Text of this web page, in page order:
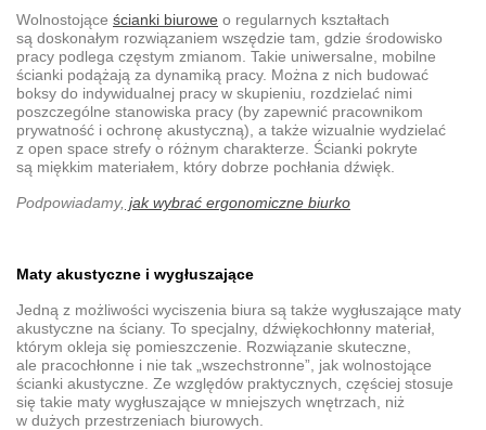
Wolnostojące ścianki biurowe o regularnych kształtach
są doskonałym rozwiązaniem wszędzie tam, gdzie środowisko
pracy podlega częstym zmianom. Takie uniwersalne, mobilne
ścianki podążają za dynamiką pracy. Można z nich budować
boksy do indywidualnej pracy w skupieniu, rozdzielać nimi
poszczególne stanowiska pracy (by zapewnić pracownikom
prywatność i ochronę akustyczną), a także wizualnie wydzielać
z open space strefy o różnym charakterze. Ścianki pokryte
są miękkim materiałem, który dobrze pochłania dźwięk.
Podpowiadamy, jak wybrać ergonomiczne biurko
Maty akustyczne i wygłuszające
Jedną z możliwości wyciszenia biura są także wygłuszające maty
akustyczne na ściany. To specjalny, dźwiękochłonny materiał,
którym okleja się pomieszczenie. Rozwiązanie skuteczne,
ale pracochłonne i nie tak „wszechstronne”, jak wolnostojące
ścianki akustyczne . Ze względów praktycznych, częściej stosuje
się takie maty wygłuszające w mniejszych wnętrzach, niż
w dużych przestrzeniach biurowych.